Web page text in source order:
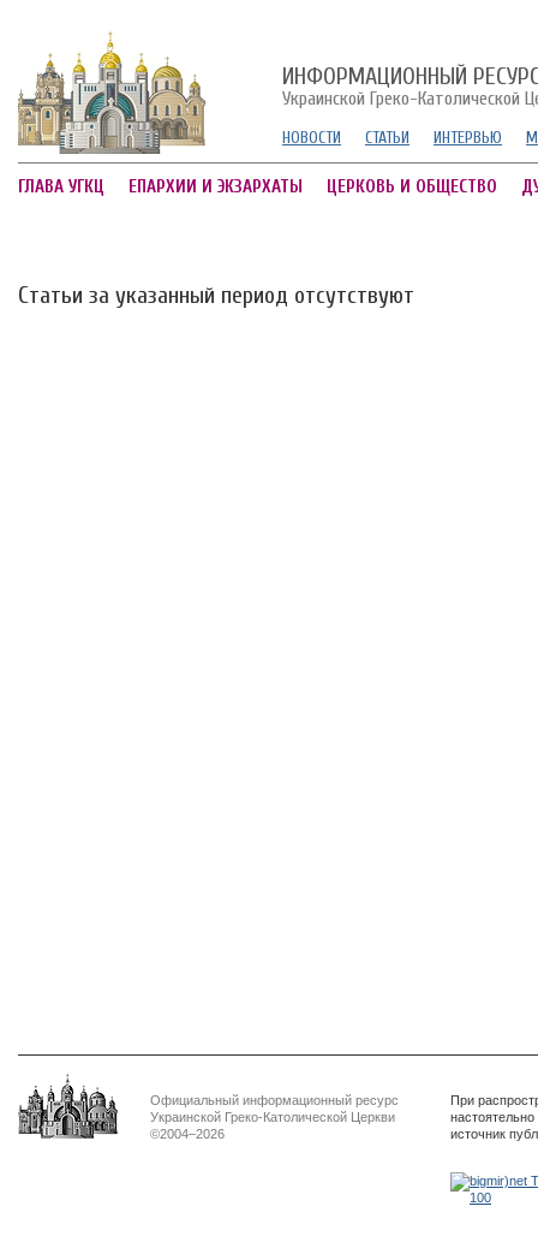
ИНФОРМАЦИОННЫЙ
Украинской Греко-Католической
НОВОСТИ СТАТЬИ ИНТЕРВЬЮ
ГЛАВА УГКЦ ЕПАРХИИ И ЭКЗАРХАТЫ ЦЕРКОВЬ И ОБЩЕСТВО
Статьи за указанный период отсутствуют
Официальный информационный ресурс
Украинской Греко-Католической Церкви
©2004–2026
При
источник